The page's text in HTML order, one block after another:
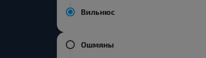
Вильнюс
Ошмяны